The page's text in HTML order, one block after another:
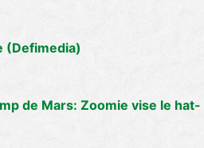
(Defimedia)
de Mars: Zoomie vise le hat-